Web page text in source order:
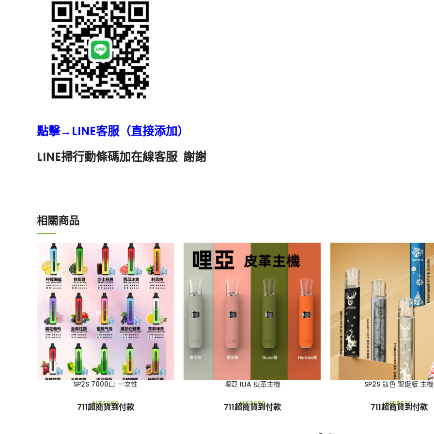
點擊→LINE客服（直接添加）
LINE掃行動條碼加在線客服 謝謝
相關商品
SP2S 7000口 一次性
NT$280
711超商貨到付款
哩亞 ILIA 皮革主機
NT$590
711超商貨到付款
SP2S 鈦色 聖誕版 主機
NT$550
711超商貨到付款